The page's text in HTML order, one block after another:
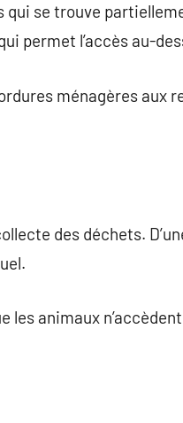
se trouve
permet l’accès au-
ménagères aux
des déchets.
les animaux